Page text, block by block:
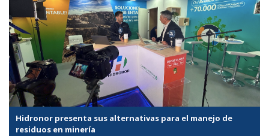
Hidronor presenta sus alternativas para el manejo de
residuos en minería